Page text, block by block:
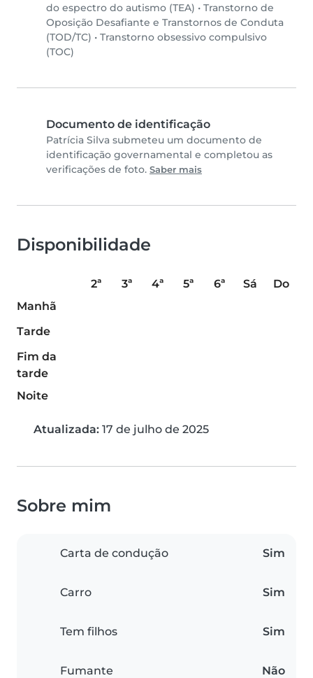
do espectro do autismo (TEA) • Transtorno de
Oposição Desafiante e Transtornos de Conduta
(TOD/TC) • Transtorno obsessivo compulsivo
(TOC)
Documento de identificação
Patrícia Silva submeteu um documento de
identificação governamental e completou as
verificações de foto. Saber mais
Disponibilidade
2ª 3ª 4ª 5ª 6ª Sá
Do
Manhã
Tarde
Fim da
tarde
Noite
Atualizada: 17 de julho de 2025
Sobre mim
Carta de condução Sim
Carro Sim
Tem filhos Sim
Fumante Não